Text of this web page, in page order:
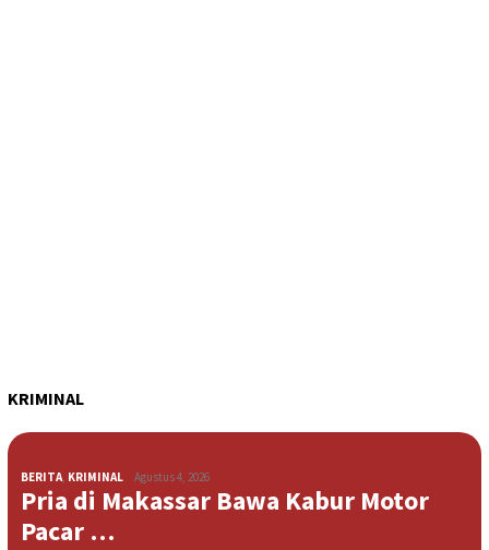
KRIMINAL
BERITA, KRIMINAL Agustus 4, 2026
Pria di Makassar Bawa Kabur Motor
Pacar …